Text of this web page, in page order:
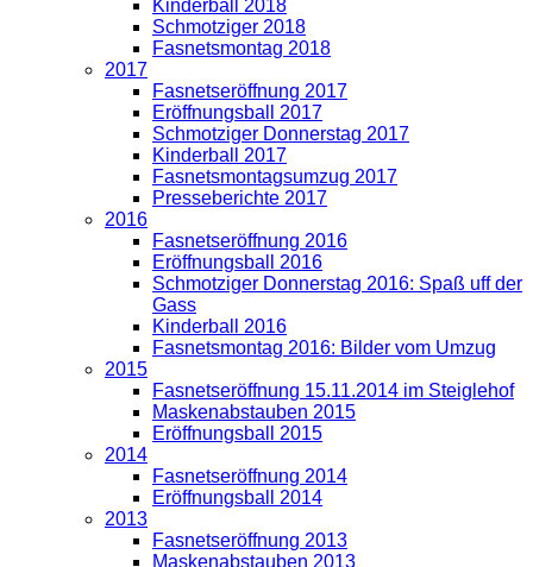
Kinderball 2018
Schmotziger 2018
Fasnetsmontag 2018
2017
Fasnetseröffnung 2017
Eröffnungsball 2017
Schmotziger Donnerstag 2017
Kinderball 2017
Fasnetsmontagsumzug 2017
Presseberichte 2017
2016
Fasnetseröffnung 2016
Eröffnungsball 2016
Schmotziger Donnerstag 2016: Spaß uff der
Gass
Kinderball 2016
Fasnetsmontag 2016: Bilder vom Umzug
2015
Fasnetseröffnung 15.11.2014 im Steiglehof
Maskenabstauben 2015
Eröffnungsball 2015
2014
Fasnetseröffnung 2014
Eröffnungsball 2014
2013
Fasnetseröffnung 2013
Maskenabstauben 2013